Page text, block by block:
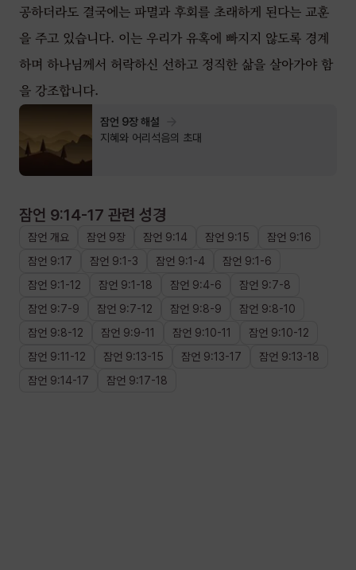
공하더라도 결국에는 파멸과 후회를 초래하게 된다는 교훈
을 주고 있습니다. 이는 우리가 유혹에 빠지지 않도록 경계
하며 하나님께서 허락하신 선하고 정직한 삶을 살아가야 함
을 강조합니다.
잠언 9장 해설
지혜와 어리석음의 초대
잠언 9:14-17 관련 성경
잠언 개요 잠언 9장 잠언 9:14 잠언 9:15 잠언 9:16
잠언 9:17 잠언 9:1 -3 잠언 9:1 -4 잠언 9:1 -6
잠언 9:1 -12 잠언 9:1 -18 잠언 9:4-6 잠언 9:7-8
잠언 9:7-9 잠언 9:7-12 잠언 9:8-9 잠언 9:8-10
잠언 9:8-12 잠언 9:9-11 잠언 9:10-11 잠언 9:10-12
잠언 9:11 -12 잠언 9:13-15 잠언 9:13-17 잠언 9:13-18
잠언 9:14-17 잠언 9:17-18